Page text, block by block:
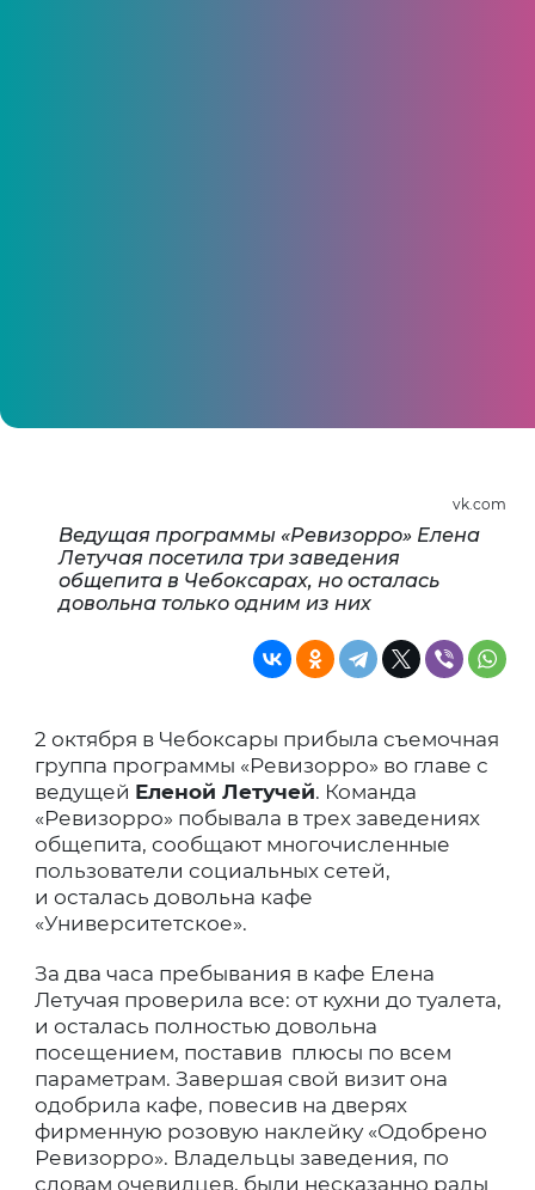
vk.com
Ведущая программы «Ревизорро» Елена
Летучая посетила три заведения
общепита в Чебоксарах, но осталась
довольна только одним из них
2 октября в Чебоксары прибыла съемочная
группа программы «Ревизорро» во главе с
ведущей Еленой Летучей. Команда
«Ревизорро» побывала в трех заведениях
общепита, сообщают многочисленные
пользователи социальных сетей,
и осталась довольна кафе
«Университетское».
За два часа пребывания в кафе Елена
Летучая проверила все: от кухни до туалета,
и осталась полностью довольна
посещением, поставив плюсы по всем
параметрам. Завершая свой визит она
одобрила кафе, повесив на дверях
фирменную розовую наклейку «Одобрено
Ревизорро». Владельцы заведения, по
словам очевидцев, были несказанно рады